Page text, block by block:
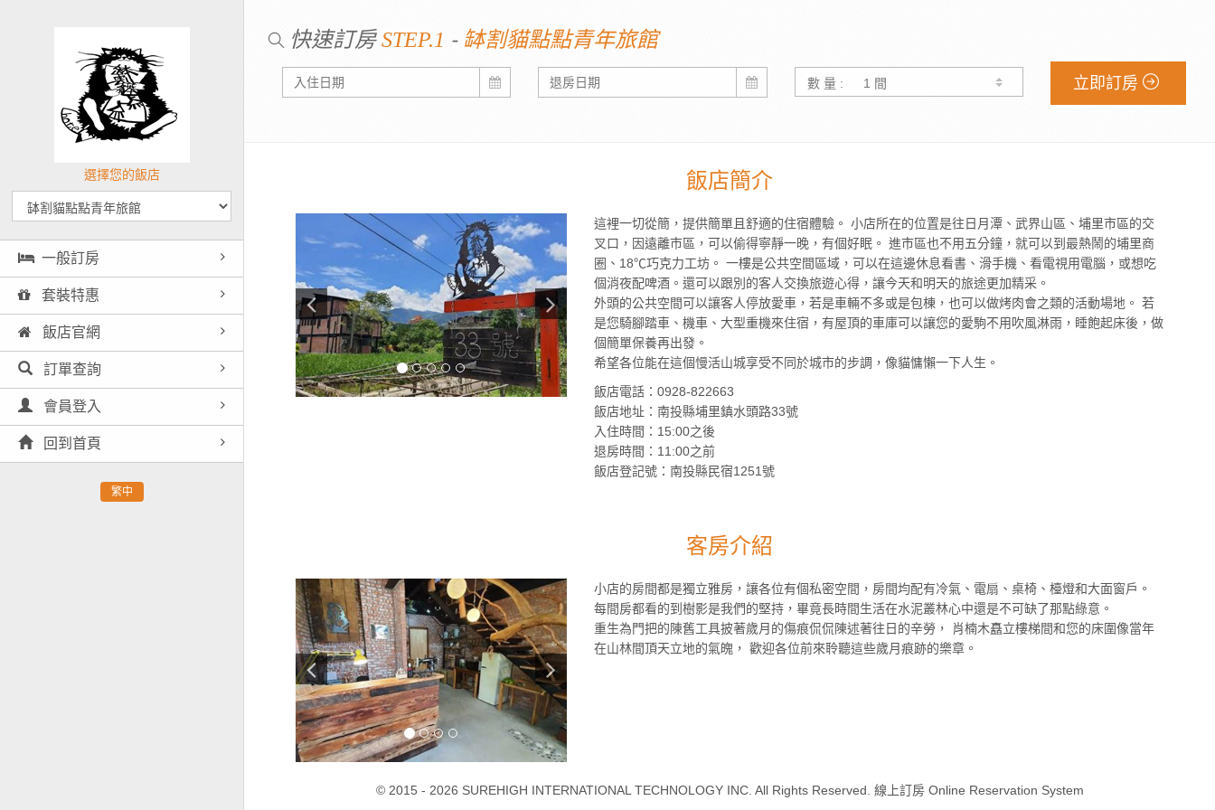
選擇您的飯店
一般訂房
套裝特惠
飯店官網
訂單查詢
會員登入
回到首頁
繁中
快速訂房STEP.1 - 缽割貓點點青年旅館
數 量 : 立即訂房
飯店簡介
這裡一切從簡，提供簡單且舒適的住宿體驗。 小店所在的位置是往日月潭、武界山區、埔里市區的交
叉口，因遠離市區，可以偷得寧靜一晚，有個好眠。 進市區也不用五分鐘，就可以到最熱鬧的埔里商
圈、18℃巧克力工坊。 一樓是公共空間區域，可以在這邊休息看書、滑手機、看電視用電腦，或想吃
個消夜配啤酒。還可以跟別的客人交換旅遊心得，讓今天和明天的旅途更加精采。
外頭的公共空間可以讓客人停放愛車，若是車輛不多或是包棟，也可以做烤肉會之類的活動場地。 若
是您騎腳踏車、機車、大型重機來住宿，有屋頂的車庫可以讓您的愛駒不用吹風淋雨，睡飽起床後，做
個簡單保養再出發。
希望各位能在這個慢活山城享受不同於城市的步調，像貓慵懶一下人生。
飯店電話：0928-822663
飯店地址：南投縣埔里鎮水頭路33號
入住時間：15:00之後
退房時間：11:00之前
飯店登記號：南投縣民宿1251號
客房介紹
小店的房間都是獨立雅房，讓各位有個私密空間，房間均配有冷氣、電扇、桌椅、檯燈和大面窗戶。
每間房都看的到樹影是我們的堅持，畢竟長時間生活在水泥叢林心中還是不可缺了那點綠意。
重生為門把的陳舊工具披著歲月的傷痕侃侃陳述著往日的辛勞， 肖楠木矗立樓梯間和您的床圍像當年
在山林間頂天立地的氣魄， 歡迎各位前來聆聽這些歲月痕跡的樂章。
© 2015 - 2026 SUREHIGH INTERNATIONAL TECHNOLOGY INC. All Rights Reserved. 線上訂房 Online Reservation System